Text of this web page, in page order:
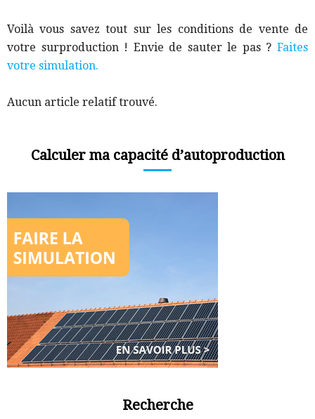
Voilà vous savez tout sur les conditions de vente de
votre surproduction ! Envie de sauter le pas ? Faites
votre simulation.
Aucun article relatif trouvé.
Calculer ma capacité d’autoproduction
Recherche